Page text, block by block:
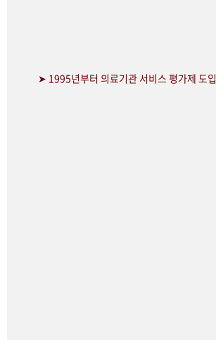
➤ 1995년부터 의료기관 서비스 평가제 도입